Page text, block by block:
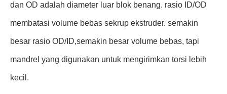
dan OD adalah diameter luar blok benang. rasio ID/OD
membatasi volume bebas sekrup ekstruder. semakin
besar rasio OD/ID,semakin besar volume bebas, tapi
mandrel yang digunakan untuk mengirimkan torsi lebih
kecil.